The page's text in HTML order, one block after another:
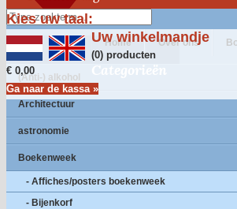
Kies uw taal:
Uw winkelmandje
(0) producten
€ 0,00
Ga naar de kassa »
Home Over ons
Categorieën
(Anti-) alkohol
Architectuur
astronomie
Boekenweek
- Affiches/posters boekenweek
- Bijenkorf